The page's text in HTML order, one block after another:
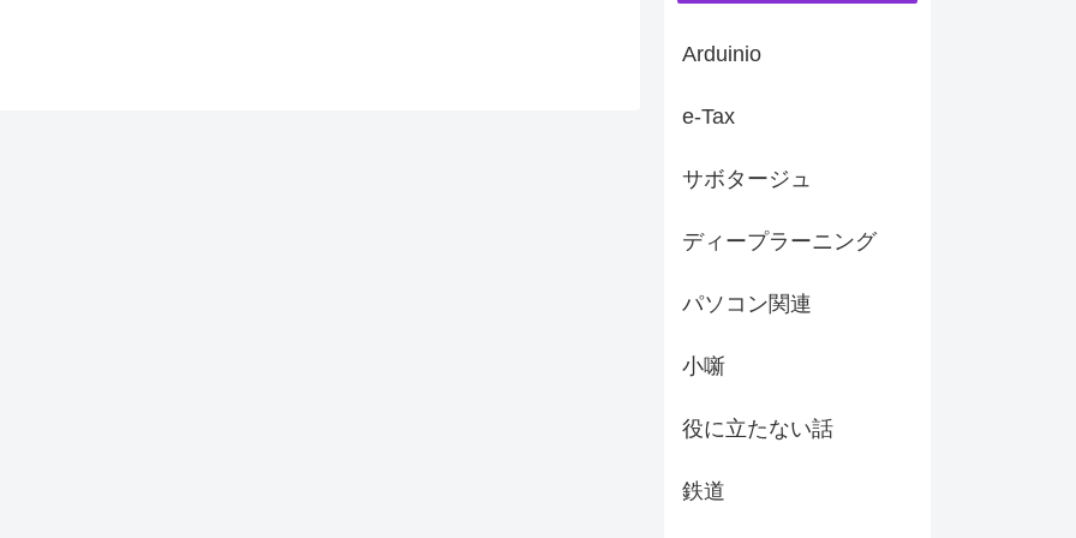
Arduinio
e-Tax
サボタージュ
ディープラーニング
パソコン関連
小噺
役に立たない話
鉄道